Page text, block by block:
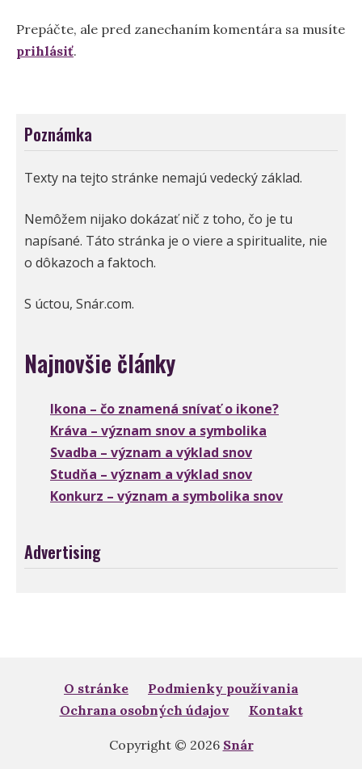
Prepáčte, ale pred zanechaním komentára sa musíte
prihlásiť.
Poznámka
Texty na tejto stránke nemajú vedecký základ.
Nemôžem nijako dokázať nič z toho, čo je tu
napísané. Táto stránka je o viere a spiritualite, nie
o dôkazoch a faktoch.
S úctou, Snár.com.
Najnovšie články
Ikona – čo znamená snívať o ikone?
Kráva – význam snov a symbolika
Svadba – význam a výklad snov
Studňa – význam a výklad snov
Konkurz – význam a symbolika snov
Advertising
O stránke
Podmienky používania
Ochrana osobných údajov
Kontakt
Copyright © 2026 Snár